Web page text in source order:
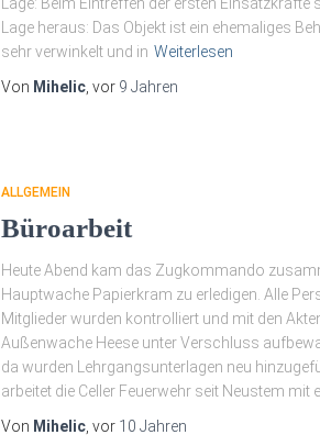
Lage heraus: Das Objekt ist ein ehemaliges
sehr verwinkelt und in Weiterlesen
Von Mihelic , vor 9 Jahren
ALLGEMEIN
Büroarbeit
Heute Abend kam das Zugkommando
Hauptwache Papierkram zu erledigen. Alle
Mitglieder wurden kontrolliert und mit den
Außenwache Heese unter Verschluss
da wurden Lehrgangsunterlagen neu
arbeitet die Celler Feuerwehr seit Neustem mit
Von Mihelic , vor 10 Jahren